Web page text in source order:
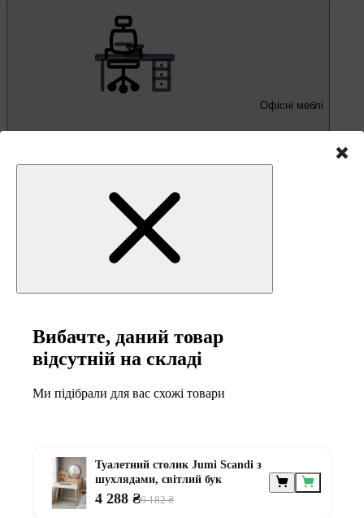
Офісні меблі
Письмові та комп'ютерні столи
Офісні крісла та стільці
кемпінгу
Вибачте, даний товар
відсутній на складі
Ми підібрали для вас схожі товари
Туалетний столик Jumi Scandi з
шухлядами, світлий бук
4 288 ₴6 182 ₴